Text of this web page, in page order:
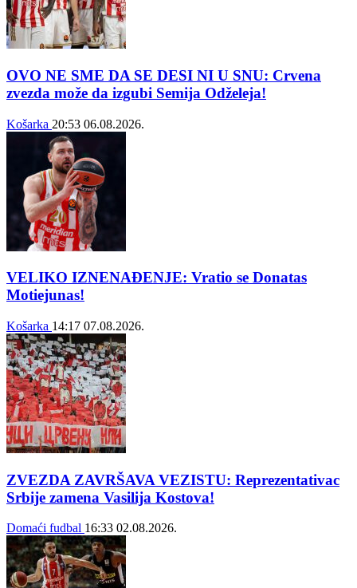
OVO NE SME DA SE DESI NI U SNU: Crvena
zvezda može da izgubi Semija Odželeja!
Košarka 20:53 06.08.2026.
VELIKO IZNENAĐENJE: Vratio se Donatas
Motiejunas!
Košarka 14:17 07.08.2026.
ZVEZDA ZAVRŠAVA VEZISTU: Reprezentativac
Srbije zamena Vasilija Kostova!
Domaći fudbal 16:33 02.08.2026.